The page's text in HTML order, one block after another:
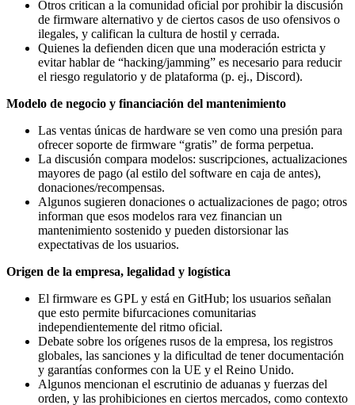
Otros critican a la comunidad oficial por prohibir la discusión
de firmware alternativo y de ciertos casos de uso ofensivos o
ilegales, y califican la cultura de hostil y cerrada.
Quienes la defienden dicen que una moderación estricta y
evitar hablar de “hacking/jamming” es necesario para reducir
el riesgo regulatorio y de plataforma (p. ej., Discord).
Modelo de negocio y financiación del mantenimiento
Las ventas únicas de hardware se ven como una presión para
ofrecer soporte de firmware “gratis” de forma perpetua.
La discusión compara modelos: suscripciones, actualizaciones
mayores de pago (al estilo del software en caja de antes),
donaciones/recompensas.
Algunos sugieren donaciones o actualizaciones de pago; otros
informan que esos modelos rara vez financian un
mantenimiento sostenido y pueden distorsionar las
expectativas de los usuarios.
Origen de la empresa, legalidad y logística
El firmware es GPL y está en GitHub; los usuarios señalan
que esto permite bifurcaciones comunitarias
independientemente del ritmo oficial.
Debate sobre los orígenes rusos de la empresa, los registros
globales, las sanciones y la dificultad de tener documentación
y garantías conformes con la UE y el Reino Unido.
Algunos mencionan el escrutinio de aduanas y fuerzas del
orden, y las prohibiciones en ciertos mercados, como contexto